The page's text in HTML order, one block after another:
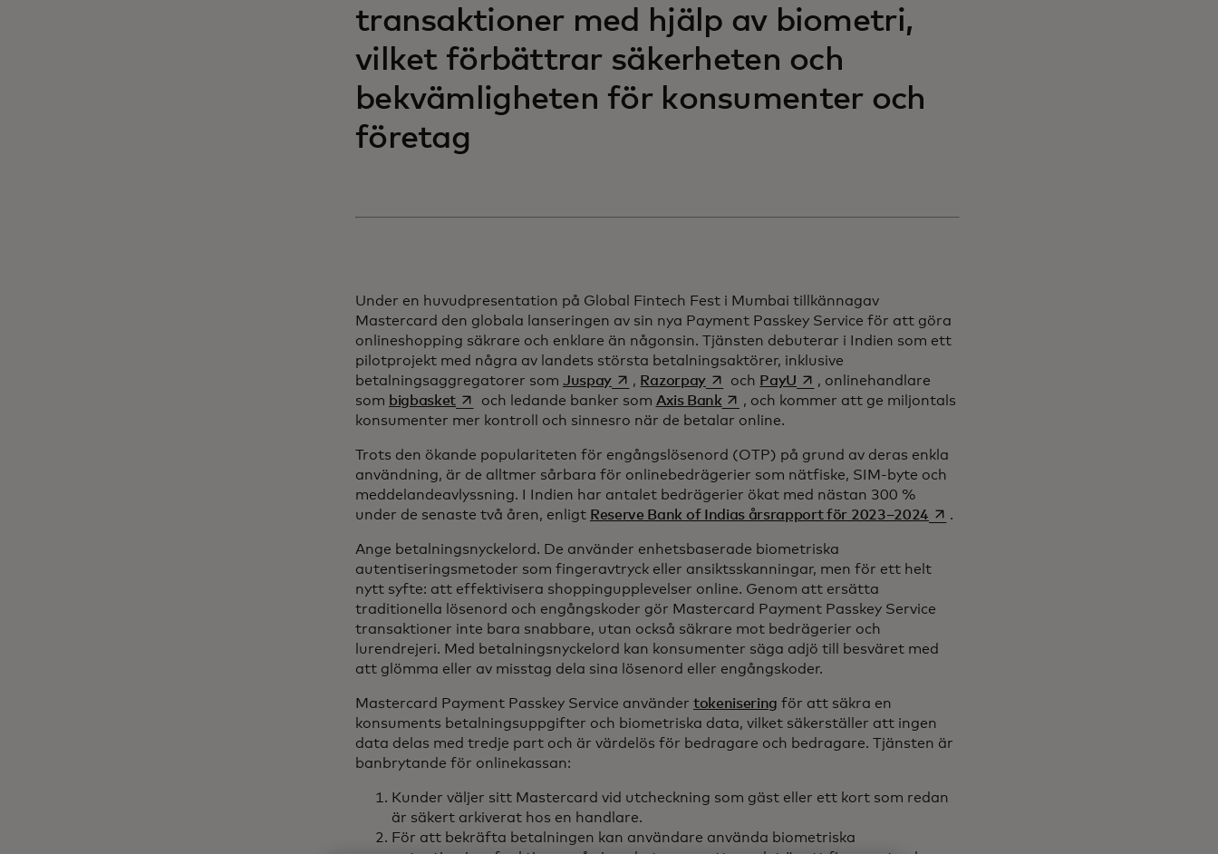
transaktioner med hjälp av biometri,
vilket förbättrar säkerheten och
bekvämligheten för konsumenter och
företag
Under en huvudpresentation på Global Fintech Fest i Mumbai tillkännagav
Mastercard den globala lanseringen av sin nya Payment Passkey Service för att göra
onlineshopping säkrare och enklare än någonsin. Tjänsten debuterar i Indien som ett
pilotprojekt med några av landets största betalningsaktörer, inklusive
betalningsaggregatorer som Juspayopens in a new tab
, Razorpayopens in a new tab
och PayU opens in a new tab
, onlinehandlare
som bigbasketopens in a new tab
och ledande banker som Axis Bankopens in a new tab
, och kommer att ge miljontals
konsumenter mer kontroll och sinnesro när de betalar online.
Trots den ökande populariteten för engångslösenord (OTP) på grund av deras enkla
användning, är de alltmer sårbara för onlinebedrägerier som nätfiske, SIM-byte och
meddelandeavlyssning. I Indien har antalet bedrägerier ökat med nästan 300 %
under de senaste två åren, enligt Reserve Bank of Indias årsrapport för 2023–2024opens in a new tab
.
Ange betalningsnyckelord. De använder enhetsbaserade biometriska
autentiseringsmetoder som fingeravtryck eller ansiktsskanningar, men för ett helt
nytt syfte: att effektivisera shoppingupplevelser online. Genom att ersätta
traditionella lösenord och engångskoder gör Mastercard Payment Passkey Service
transaktioner inte bara snabbare, utan också säkrare mot bedrägerier och
lurendrejeri. Med betalningsnyckelord kan konsumenter säga adjö till besväret med
att glömma eller av misstag dela sina lösenord eller engångskoder.
Mastercard Payment Passkey Service använder tokenisering för att säkra en
konsuments betalningsuppgifter och biometriska data, vilket säkerställer att ingen
data delas med tredje part och är värdelös för bedragare och bedragare. Tjänsten är
banbrytande för onlinekassan:
Kunder väljer sitt Mastercard vid utcheckning som gäst eller ett kort som redan
är säkert arkiverat hos en handlare.
För att bekräfta betalningen kan användare använda biometriska